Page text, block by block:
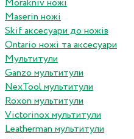
Morakniv ножі
Maserin ножі
Skif аксесуари до ножів
Ontario ножі та аксесуари
Мультитули
Ganzo мультитули
NexTool мультитули
Roxon мультитули
Victorinox мультитули
Leatherman мультитули